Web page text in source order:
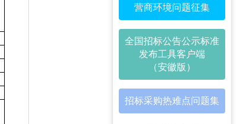
营商环境问题征集
全国招标公告公示标准
发布工具客户端
（安徽版）
招标采购热难点问题集